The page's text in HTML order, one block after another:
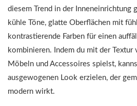
diesem Trend in der Inneneinrichtung
kühle Töne, glatte Oberflächen mit
kontrastierende Farben für einen
kombinieren. Indem du mit der Textur
Möbeln und Accessoires spielst,
ausgewogenen Look erzielen, der
modern wirkt.